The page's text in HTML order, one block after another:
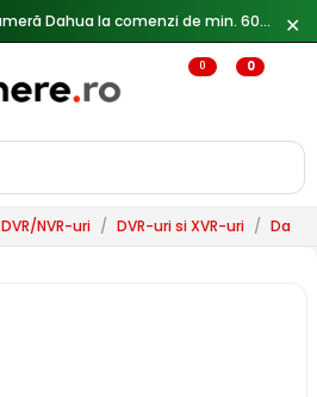
✕
0 0
DVR/NVR-uri / DVR-uri si XVR-uri /